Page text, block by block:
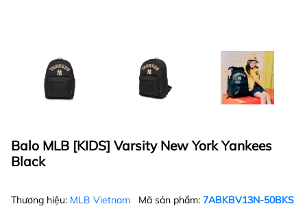
Balo MLB [KIDS] Varsity New York Yankees
Black
Thương hiệu: MLB Vietnam Mã sản phẩm: 7ABKBV13N-50BKS